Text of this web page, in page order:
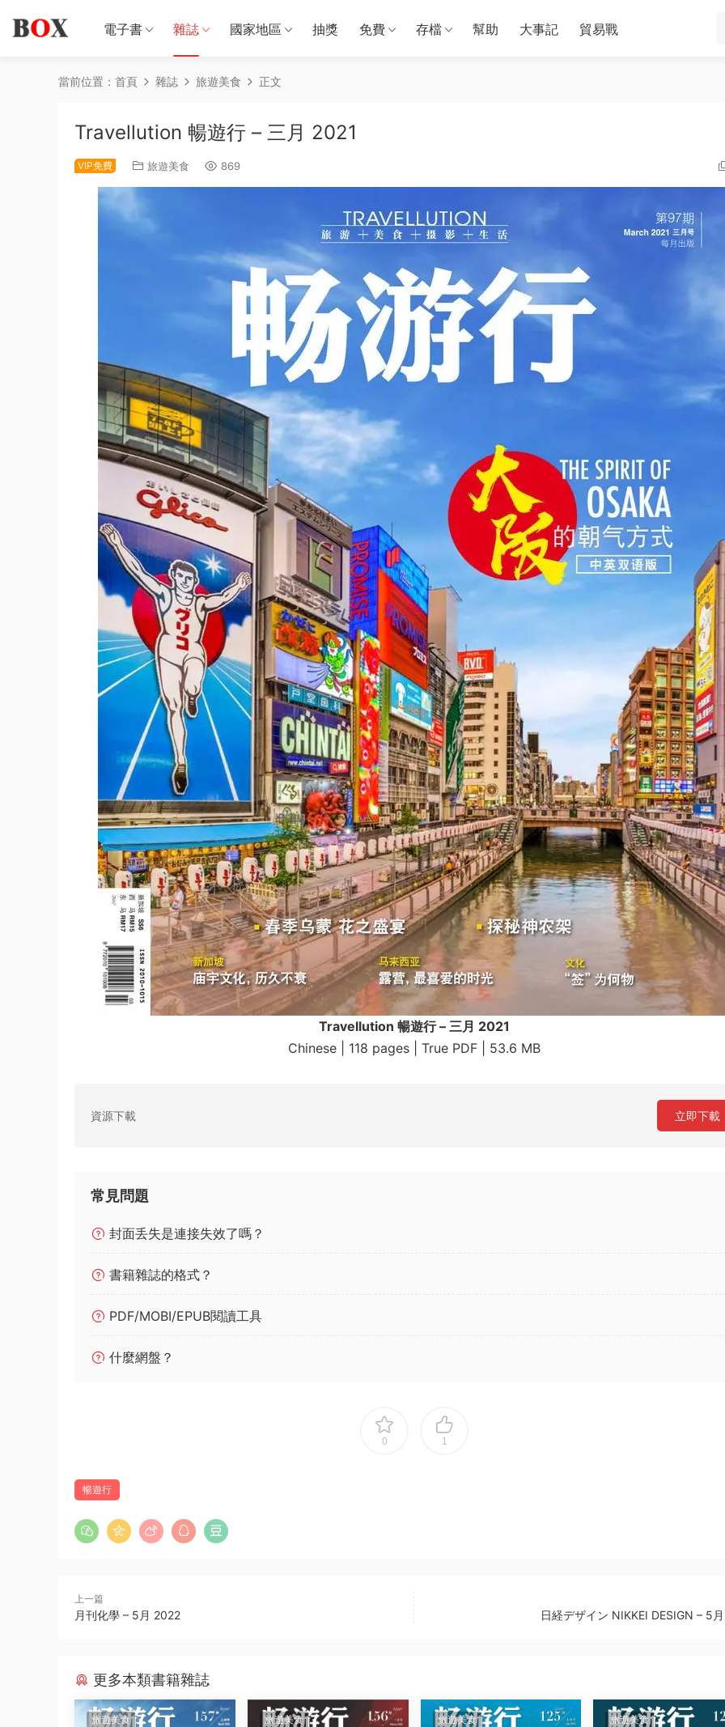
電子書 雜誌 國家地區 抽獎 免費 存檔 幫助 大事記 貿易戰
當前位置： 首頁 雜誌 旅遊美食 正文
Travellution 暢遊行 – 三月 2021
VIP免費 旅遊美食 869
Travellution 暢遊行 – 三月 2021
Chinese | 118 pages | True PDF | 53.6 MB
資源下載 立即下載
常見問題
封面丢失是連接失效了嗎？
書籍雜誌的格式？
PDF/MOBI/EPUB閱讀工具
什麼網盤？
0 1
暢遊行
上一篇
月刊化學 – 5月 2022 日経デザイン NIKKEI DESIGN – 5
更多本類書籍雜誌
旅遊美食 旅遊美食 旅遊美食 旅遊美食